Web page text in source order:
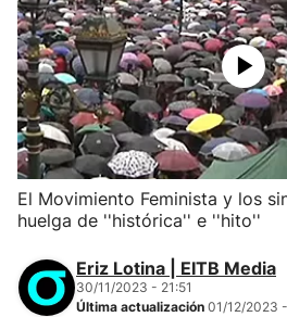
El Movimiento Feminista y los
huelga de ''histórica'' e ''hito''
Eriz Lotina | EITB Media
30/11/2023 - 21:51
Última actualización 01/12/2023